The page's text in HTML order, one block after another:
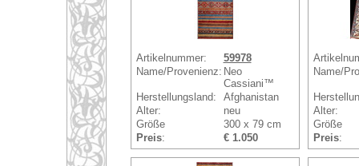
Artikelnummer:
59978
Name/Provenienz: Neo
Cassiani™
Herstellungsland:
Afghanistan
Alter:
neu
Größe
300 x 79 cm
Preis: € 1.050
Name/
Alter:
Größe
Preis: